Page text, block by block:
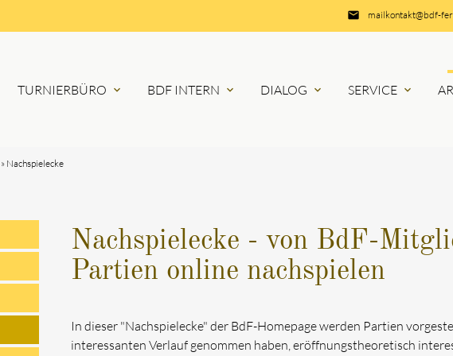
email mailkontakt@bdf-
TURNIERBÜRO expand_more BDF INTERN expand_more DIALOG expand_more SERVICE expand_more
Nachspielecke
Nachspielecke - von BdF-
Partien online nachspielen
In dieser "Nachspielecke" der BdF-Homepage werden Partien
interessanten Verlauf genommen haben, eröffnungstheoretisch